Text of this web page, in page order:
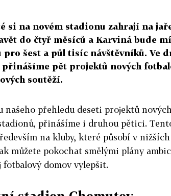
si na novém stadionu zahrají na
do čtyř měsíců a Karviná bude
pro šest a půl tisíc návštěvníků. Ve
přinášíme pět projektů nových
soutěží.
našeho přehledu deseti projektů nových
přinášíme i druhou pětici.
na kluby, které působí v
můžete pokochat smělými plány
domov vylepšit.